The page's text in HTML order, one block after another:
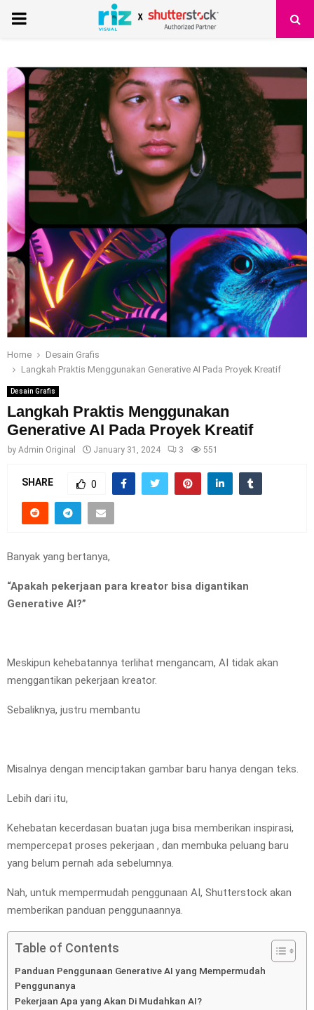
PRIMARY
Home
Desain Grafis
Langkah Praktis Menggunakan Generative AI Pada Proyek Kreatif
Desain Grafis
Langkah Praktis Menggunakan
Generative AI Pada Proyek Kreatif
by Admin Original January 31, 2024 3 551
SHARE 0
Banyak yang bertanya,
“Apakah pekerjaan para kreator bisa digantikan
Generative AI?”
Meskipun kehebatannya terlihat mengancam, AI tidak akan
menggantikan pekerjaan kreator.
Sebaliknya, justru membantu
Misalnya dengan menciptakan gambar baru hanya dengan teks.
Lebih dari itu,
Kehebatan kecerdasan buatan juga bisa memberikan inspirasi,
mempercepat proses pekerjaan , dan membuka peluang baru
yang belum pernah ada sebelumnya.
Nah, untuk mempermudah penggunaan AI, Shutterstock akan
memberikan panduan penggunaannya.
Table of Contents
Panduan Penggunaan Generative AI yang Mempermudah
Penggunanya
Pekerjaan Apa yang Akan Di Mudahkan AI?